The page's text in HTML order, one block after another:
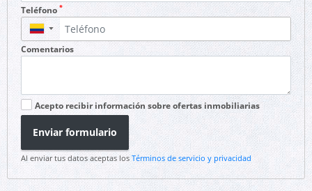
Teléfono *
▼
Comentarios
Acepto recibir información sobre ofertas inmobiliarias
Enviar formulario
Al enviar tus datos aceptas los Términos de servicio y privacidad